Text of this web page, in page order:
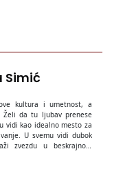
Simić
kultura i umetnost, a
Želi da tu ljubav prenese
vidi kao idealno mesto za
U svemu vidi dubok
zvezdu u beskrajnom